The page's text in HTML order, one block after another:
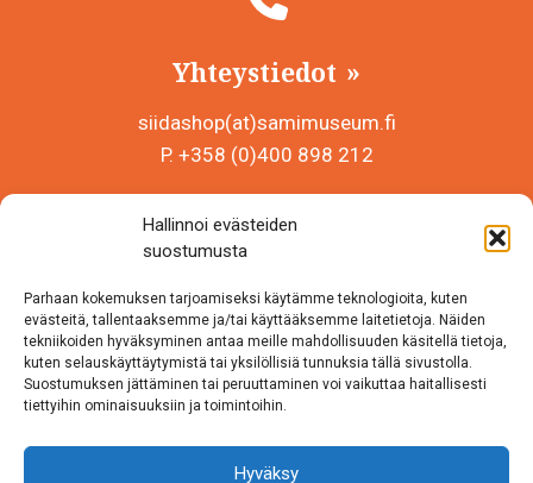
Hallinnoi evästeiden
suostumusta
Parhaan kokemuksen tarjoamiseksi käytämme teknologioita, kuten
evästeitä, tallentaaksemme ja/tai käyttääksemme laitetietoja. Näiden
tekniikoiden hyväksyminen antaa meille mahdollisuuden käsitellä tietoja,
kuten selauskäyttäytymistä tai yksilöllisiä tunnuksia tällä sivustolla.
Suostumuksen jättäminen tai peruuttaminen voi vaikuttaa haitallisesti
tiettyihin ominaisuuksiin ja toimintoihin.
Hyväksy
Yhteystiedot
siidashop(at)samimuseum.fi
P. +358 (0)400 898 212
Y-tunnus 0625907-2
Inarintie 46
99870 Inari
Löydät meidät myös somesta!
Instagram